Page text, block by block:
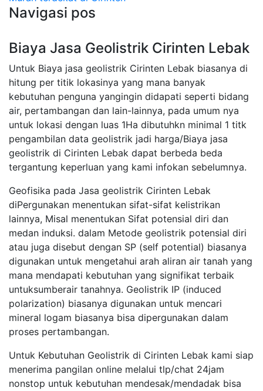
Navigasi pos
Biaya Jasa Geolistrik Cirinten Lebak
Untuk Biaya jasa geolistrik Cirinten Lebak biasanya di
hitung per titik lokasinya yang mana banyak
kebutuhan penguna yangingin didapati seperti bidang
air, pertambangan dan lain-lainnya, pada umum nya
untuk lokasi dengan luas 1Ha dibutuhkn minimal 1 titk
pengambilan data geolistrik jadi harga/Biaya jasa
geolistrik di Cirinten Lebak dapat berbeda beda
tergantung keperluan yang kami infokan sebelumnya.
Geofisika pada Jasa geolistrik Cirinten Lebak
diPergunakan menentukan sifat-sifat kelistrikan
lainnya, Misal menentukan Sifat potensial diri dan
medan induksi. dalam Metode geolistrik potensial diri
atau juga disebut dengan SP (self potential) biasanya
digunakan untuk mengetahui arah aliran air tanah yang
mana mendapati kebutuhan yang signifikat terbaik
untuksumberair tanahnya. Geolistrik IP (induced
polarization) biasanya digunakan untuk mencari
mineral logam biasanya bisa dipergunakan dalam
proses pertambangan.
Untuk Kebutuhan Geolistrik di Cirinten Lebak kami siap
menerima pangilan online melalui tlp/chat 24jam
nonstop untuk kebutuhan mendesak/mendadak bisa